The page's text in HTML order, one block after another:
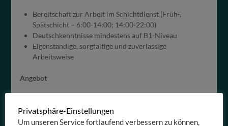
Bereitschaft zur Arbeit im Schichtdienst (Früh-,
Spätschicht – 6:00-14:00; 14:00-22:00)
Deutschkenntnisse mindestens auf B1-Niveau
Eigenständige, sorgfältige und zuverlässige
Arbeitsweise
Angebot
Betriebskantine
Privatsphäre-Einstellungen
Um unseren Service fortlaufend verbessern zu können,